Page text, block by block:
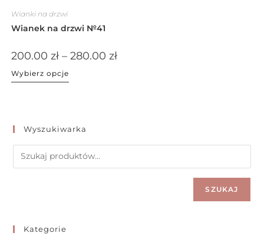
Wianki na drzwi
Wianek na drzwi №41
200.00 zł – 280.00 zł
Wybierz opcje
Wyszukiwarka
SZUKAJ
Kategorie